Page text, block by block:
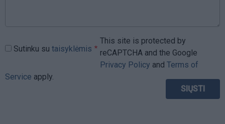
Sutinku su taisyklėmis
This site is protected by
reCAPTCHA and the Google
Privacy Policy and Terms of
Service apply.